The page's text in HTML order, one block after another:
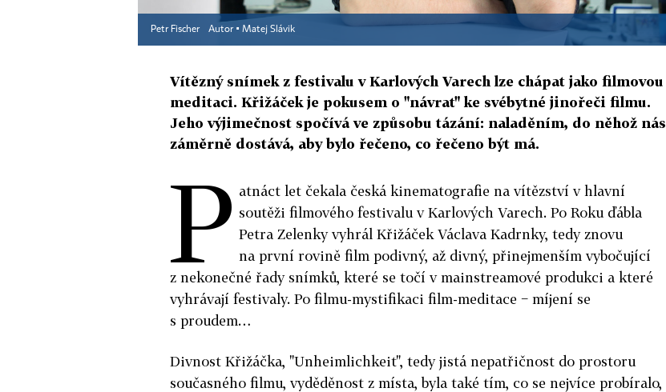
Petr Fischer Autor ▪ Matej Slávik
Vítězný snímek z festivalu v Karlových Varech lze chápat jako filmovou
meditaci. Křižáček je pokusem o "návrat" ke svébytné jinořeči filmu.
Jeho výjimečnost spočívá ve způsobu tázání: naladěním, do něhož nás
záměrně dostává, aby bylo řečeno, co řečeno být má.
P atnáct let čekala česká kinematografie na vítězství v hlavní
soutěži filmového festivalu v Karlových Varech. Po Roku ďábla
Petra Zelenky vyhrál Křižáček Václava Kadrnky, tedy znovu
na první rovině film podivný, až divný, přinejmenším vybočující
z nekonečné řady snímků, které se točí v mainstreamové produkci a které
vyhrávají festivaly. Po filmu-mystifikaci film-meditace − míjení se
s proudem…
Divnost Křižáčka, "Unheimlichkeit", tedy jistá nepatřičnost do prostoru
současného filmu, vyděděnost z místa, byla také tím, co se nejvíce probíralo,